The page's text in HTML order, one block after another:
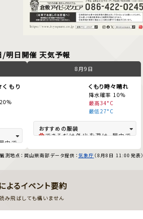
/明日開催 天気予報
もり
内で
換気
イテ
房対
8月9日
くもり時々晴れ
降水確率 10%
最高34°C
最低27°C
できるだけ外出を避け、屋内で
夜も蒸し暑く過ごしづらい。換気
や冷房を。
ムがオススメ。 朝晩には、日傘、
帽子、薄手の羽織物（冷房対
策）を検討してください。
観測地点：岡山県南部データ提供： 気象庁 （8月8日 11:00発表）
よるイベント要約
み飛ばしても構いません